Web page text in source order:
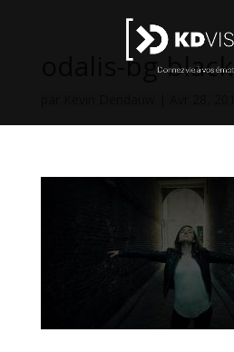
odalis-bg-black